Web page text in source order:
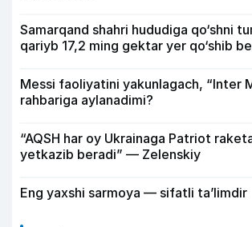
Samarqand shahri hududiga qo‘shni
qariyb 17,2 ming gektar yer qo‘shib
Messi faoliyatini yakunlagach, “Inter
rahbariga aylanadimi?
“AQSH har oy Ukrainaga Patriot
yetkazib beradi” — Zelenskiy
Eng yaxshi sarmoya — sifatli ta’limdir